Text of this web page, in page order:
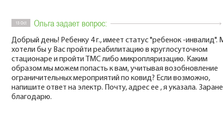
13 Oct Ольга задает вопрос:
Добрый день! Ребенку 4 г., имеет статус "ребенок -инвалид".
хотели бы у Вас пройти реабилитацию в круглосуточном
стационаре и пройти ТМС либо микропляризацию. Каким
образом мы можем попасть к вам, учитывая возобновление
ограничительных мероприятий по ковид? Если возможно,
напишите ответ на электр. Почту, адрес ее , я указала.
благодарю.